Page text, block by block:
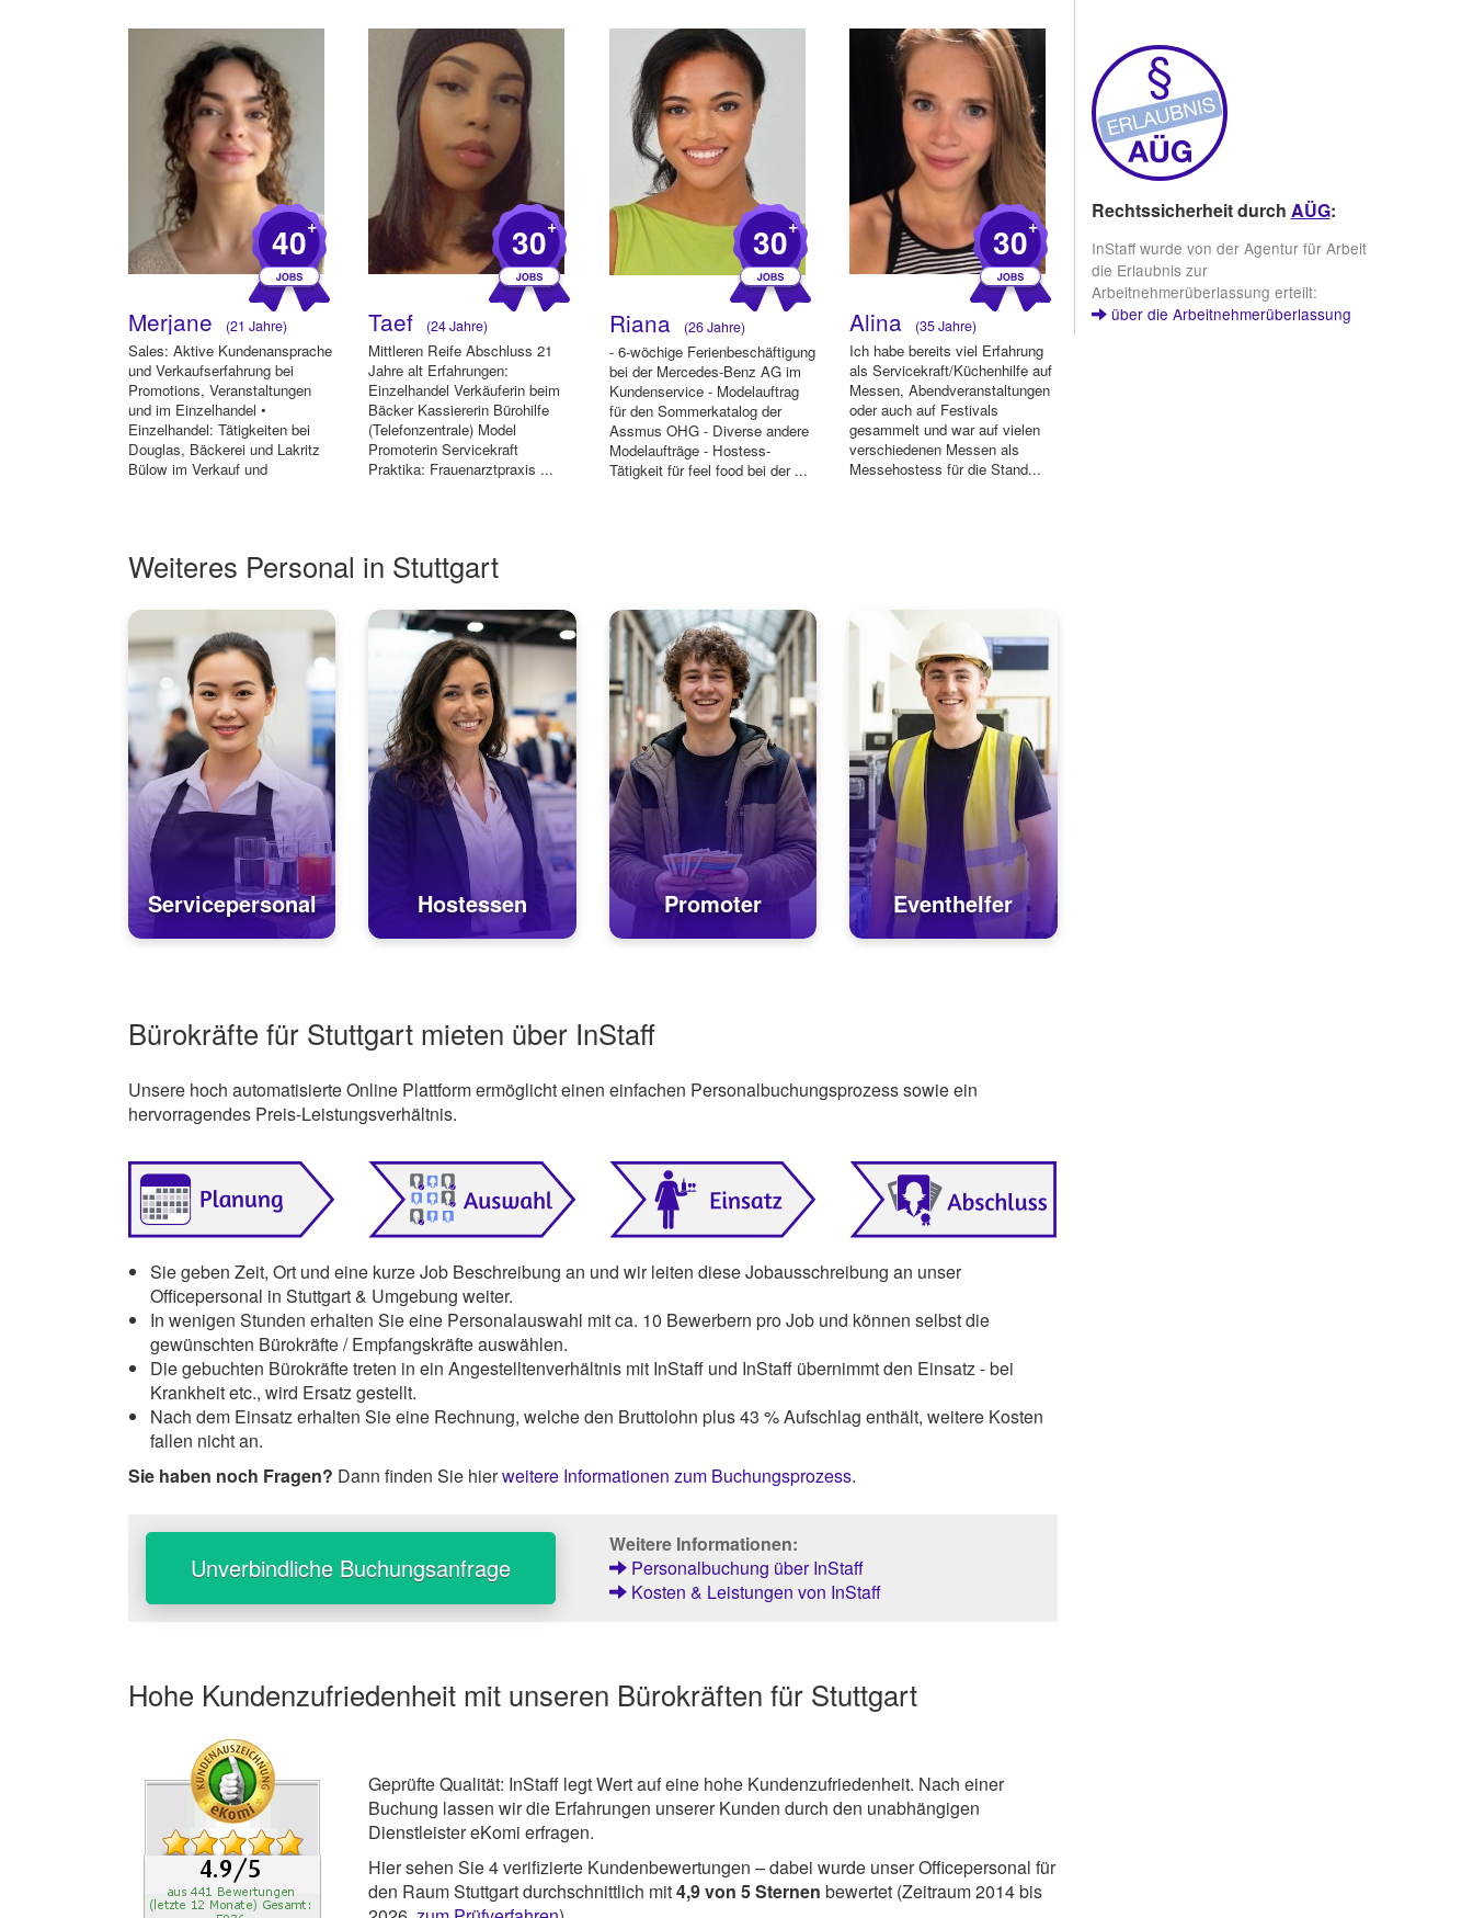
40+
Merjane (21 Jahre)
Sales: Aktive Kundenansprache
und Verkaufserfahrung bei
Promotions, Veranstaltungen
und im Einzelhandel •
Einzelhandel: Tätigkeiten bei
Douglas, Bäckerei und Lakritz
Bülow im Verkauf und
30+
Taef (24 Jahre)
Mittleren Reife Abschluss 21
Jahre alt Erfahrungen:
Einzelhandel Verkäuferin beim
Bäcker Kassiererin Bürohilfe
(Telefonzentrale) Model
Promoterin Servicekraft
Praktika: Frauenarztpraxis ...
30+
Riana (26 Jahre)
- 6-wöchige Ferienbeschäftigung
bei der Mercedes-Benz AG im
Kundenservice - Modelauftrag
für den Sommerkatalog der
Assmus OHG - Diverse andere
Modelaufträge - Hostess-
Tätigkeit für feel food bei der ...
30+
Alina (35 Jahre)
Ich habe bereits viel Erfahrung
als Servicekraft/Küchenhilfe auf
Messen, Abendveranstaltungen
oder auch auf Festivals
gesammelt und war auf vielen
verschiedenen Messen als
Messehostess für die Stand...
Weiteres Personal in Stuttgart
Servicepersonal Hostessen Promoter Eventhelfer
Bürokräfte für Stuttgart mieten über InStaff
Unsere hoch automatisierte Online Plattform ermöglicht einen einfachen Personalbuchungsprozess sowie ein
hervorragendes Preis-Leistungsverhältnis.
Sie geben Zeit, Ort und eine kurze Job Beschreibung an und wir leiten diese Jobausschreibung an unser
Officepersonal in Stuttgart & Umgebung weiter.
In wenigen Stunden erhalten Sie eine Personalauswahl mit ca. 10 Bewerbern pro Job und können selbst die
gewünschten Bürokräfte / Empfangskräfte auswählen.
Die gebuchten Bürokräfte treten in ein Angestelltenverhältnis mit InStaff und InStaff übernimmt den Einsatz - bei
Krankheit etc., wird Ersatz gestellt.
Nach dem Einsatz erhalten Sie eine Rechnung, welche den Bruttolohn plus 43 % Aufschlag enthält, weitere Kosten
fallen nicht an.
Sie haben noch Fragen? Dann finden Sie hierweitere Informationen zum Buchungsprozess.
Unverbindliche Buchungsanfrage
Weitere Informationen:
Personalbuchung über InStaff
Kosten & Leistungen von InStaff
Hohe Kundenzufriedenheit mit unseren Bürokräften für Stuttgart
Geprüfte Qualität: InStaff legt Wert auf eine hohe Kundenzufriedenheit. Nach einer
Buchung lassen wir die Erfahrungen unserer Kunden durch den unabhängigen
Dienstleister eKomi erfragen.
Hier sehen Sie4verifizierte Kundenbewertungen – dabei wurde unser Officepersonal für
den Raum Stuttgart durchschnittlich mit4,9von5Sternen bewertet (Zeitraum 2014 bis
Rechtssicherheit durch AÜG:
InStaff wurde von der Agentur für Arbeit
die Erlaubnis zur
Arbeitnehmerüberlassung erteilt:
über die Arbeitnehmerüberlassung